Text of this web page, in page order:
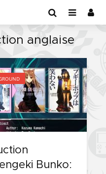
anglaise
Bunko: